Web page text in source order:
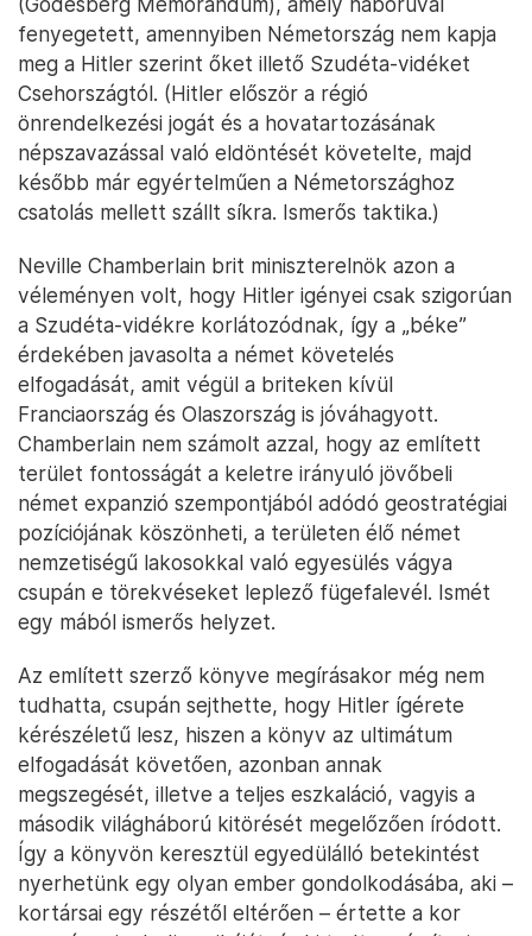
A Vosztok-2022 hadgyakorlatban Oroszországon kívül több másik
ország, például Kína is részt vett 2022. szeptember 1-7. között –
Fotó: Kirill Kudryavtsev / AFP
„Éreztük, hogy a föld megremeg, és láttuk, hogy a
földkéreg megmozdul a lábunk alatt. Még mindig
nem tudjuk biztosan, milyen földalatti változások és
mozgások okozzák a rengéseket, amelyeket
éreztünk és a hasadékokat, amelyeket látunk
megnyílni körülöttünk,” írta a Foreign Affairs külügyi
folyóirat neves főszerkesztője, Hamilton Fish
Armstrong 1938-ban megjelent könyvében az Adolf
Hitler által megfogalmazott ultimátum kapcsán
(Godesberg Memorandum), amely háborúval
fenyegetett, amennyiben Németország nem kapja
meg a Hitler szerint őket illető Szudéta-vidéket
Csehországtól. (Hitler először a régió
önrendelkezési jogát és a hovatartozásának
népszavazással való eldöntését követelte, majd
később már egyértelműen a Németországhoz
csatolás mellett szállt síkra. Ismerős taktika.)
Neville Chamberlain brit miniszterelnök azon a